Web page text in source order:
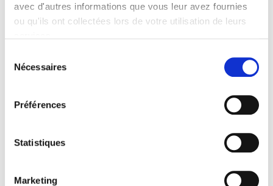
avec d'autres informations que vous leur avez fournies
ou qu'ils ont collectées lors de votre utilisation de leurs
Nécessaires
Préférences
Statistiques
Marketing
PLAN DU SITE ACCESSIBILITÉ CONTACT
Manu Robles-Arangiz Institutua Fundazioa
Corderliers karrika 20 - 64100 Baiona -
Contact